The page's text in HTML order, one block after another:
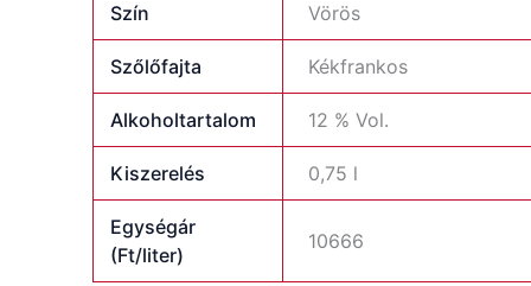
Szín Vörös
Szőlőfajta Kékfrankos
Alkoholtartalom 12 % Vol.
Kiszerelés 0,75 l
Egységár
(Ft/liter)
10666